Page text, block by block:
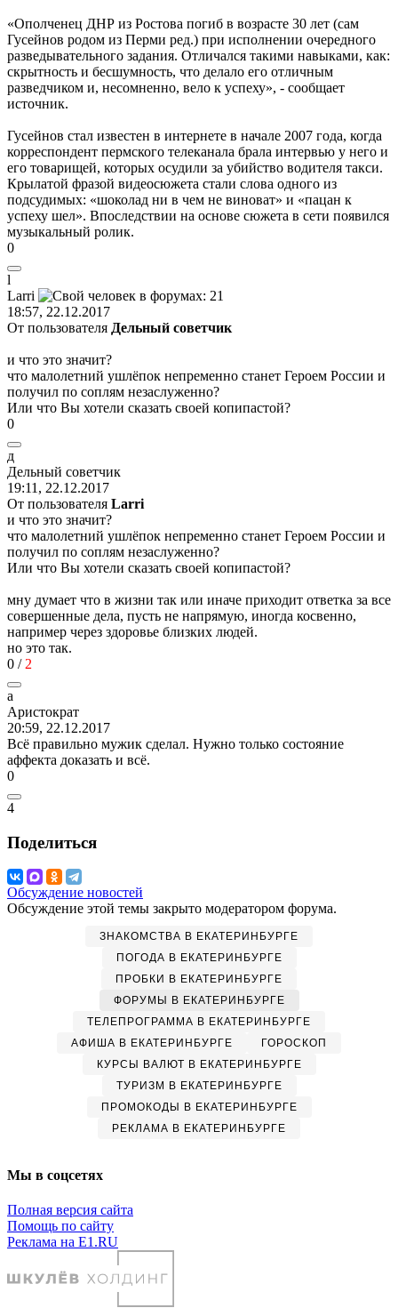
«Ополченец ДНР из Ростова погиб в возрасте 30 лет (сам
Гусейнов родом из Перми ред.) при исполнении очередного
разведывательного задания. Отличался такими навыками, как:
скрытность и бесшумность, что делало его отличным
разведчиком и, несомненно, вело к успеху», - сообщает
источник.
Гусейнов стал известен в интернете в начале 2007 года, когда
корреспондент пермского телеканала брала интервью у него и
его товарищей, которых осудили за убийство водителя такси.
Крылатой фразой видеосюжета стали слова одного из
подсудимых: «шоколад ни в чем не виноват» и «пацан к
успеху шел». Впоследствии на основе сюжета в сети появился
музыкальный ролик.
0
l
Larri
18:57, 22.12.2017
От пользователя Дельный советчик
и что это значит?
что малолетний ушлёпок непременно станет Героем России и
получил по соплям незаслуженно?
Или что Вы хотели сказать своей копипастой?
0
д
Дельный советчик
19:11, 22.12.2017
От пользователя Larri
и что это значит?
что малолетний ушлёпок непременно станет Героем России и
получил по соплям незаслуженно?
Или что Вы хотели сказать своей копипастой?
мну думает что в жизни так или иначе приходит ответка за все
совершенные дела, пусть не напрямую, иногда косвенно,
например через здоровье близких людей.
но это так.
0 / 2
а
Аристoкрат
20:59, 22.12.2017
Всё правильно мужик сделал. Нужно только состояние
аффекта доказать и всё.
0
4
Поделиться
Обсуждение новостей
Обсуждение этой темы закрыто модератором форума.
ЗНАКОМСТВА В ЕКАТЕРИНБУРГЕ
ПОГОДА В ЕКАТЕРИНБУРГЕ
ПРОБКИ В ЕКАТЕРИНБУРГЕ
ФОРУМЫ В ЕКАТЕРИНБУРГЕ
ТЕЛЕПРОГРАММА В ЕКАТЕРИНБУРГЕ
АФИША В ЕКАТЕРИНБУРГЕ
ГОРОСКОП
КУРСЫ ВАЛЮТ В ЕКАТЕРИНБУРГЕ
ТУРИЗМ В ЕКАТЕРИНБУРГЕ
ПРОМОКОДЫ В ЕКАТЕРИНБУРГЕ
РЕКЛАМА В ЕКАТЕРИНБУРГЕ
Мы в соцсетях
Полная версия сайта
Помощь по сайту
Реклама на E1.RU